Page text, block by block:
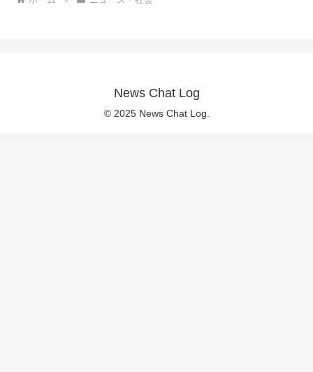
News Chat Log
© 2025 News Chat Log.